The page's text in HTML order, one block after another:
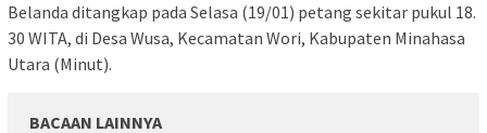
Belanda ditangkap pada Selasa (19/01) petang sekitar pukul 18.
30 WITA, di Desa Wusa, Kecamatan Wori, Kabupaten Minahasa
Utara (Minut).
BACAAN LAINNYA